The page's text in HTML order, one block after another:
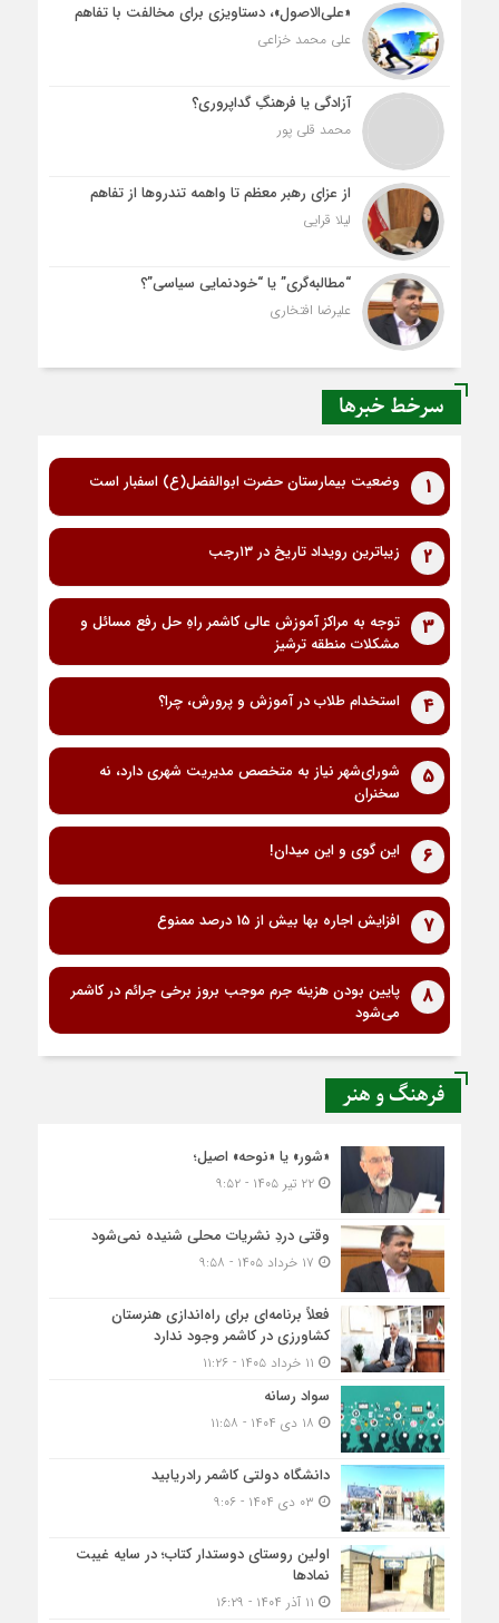
«علی‌الاصول»، دستاویزی برای مخالفت با تفاهم
علی محمد خزاعی
آزادگی یا فرهنگِ گداپروری؟
محمد قلی پور
از عزای رهبر معظم تا واهمه تندروها از تفاهم
لیلا قرایی
“مطالبه‌گری” یا “خودنمایی سیاسی”؟
علیرضا افتخاری
سرخط خبرها
1 وضعیت بیمارستان حضرت ابوالفضل(ع) اسفبار است
2 زیباترین رویداد تاریخ در ۱۳رجب
3
توجه به مراکز آموزش عالی کاشمر راهِ حل رفع مسائل و
مشکلات منطقه ترشیز
4 استخدام طلاب در آموزش و پرورش، چرا؟
5
شورای‌شهر نیاز به متخصص مدیریت شهری دارد، نه
سخنران
6 این گوی و این میدان!
7 افزایش اجاره بها بیش از 15 درصد ممنوع
8
پایین بودن هزینه جرم موجب بروز برخی جرائم در کاشمر
می‌شود
فرهنگ و هنر
«شور» یا «نوحه» اصیل؛
۲۲ تیر ۱۴۰۵ - ۹:۵۲
وقتی دردِ نشریات محلی شنیده نمی‌شود
فعلاً برنامه‌ای برای راه‌اندازی هنرستان
کشاورزی در کاشمر وجود ندارد
سواد رسانه
دانشگاه دولتی کاشمر‌ رادریابید
اولین روستای دوستدار کتاب؛ در سایه غیبت
نمادها